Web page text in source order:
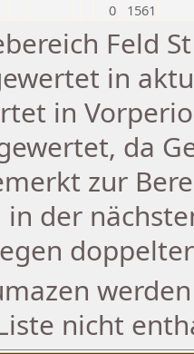
0 1561
Feld
in
in
da
zur
in der
nicht